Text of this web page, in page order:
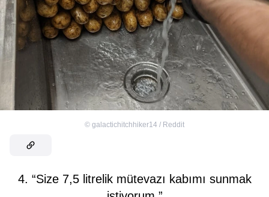
© galactichitchhiker14 / Reddit
4. “Size 7,5 litrelik mütevazı kabımı sunmak